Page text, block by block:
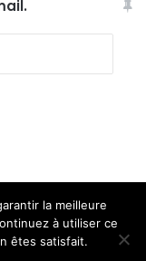
propulsé par
d'idées
la meilleure
à utiliser ce
êtes satisfait.